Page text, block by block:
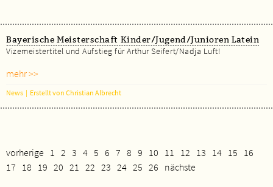
Bayerische Meisterschaft Kinder/Jugend/Junioren Latein
Vizemeistertitel und Aufstieg für Arthur Seifert/Nadja Luft!
mehr >>
News | Erstellt von Christian Albrecht
vorherige 1 2 3 4 5 6 7 8 9 10 11 12 13 14 15
16
17
18 19 20 21 22 23 24 25 26 nächste